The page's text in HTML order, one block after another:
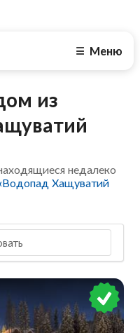
☰ Меню
из
недалеко
Хащуватий